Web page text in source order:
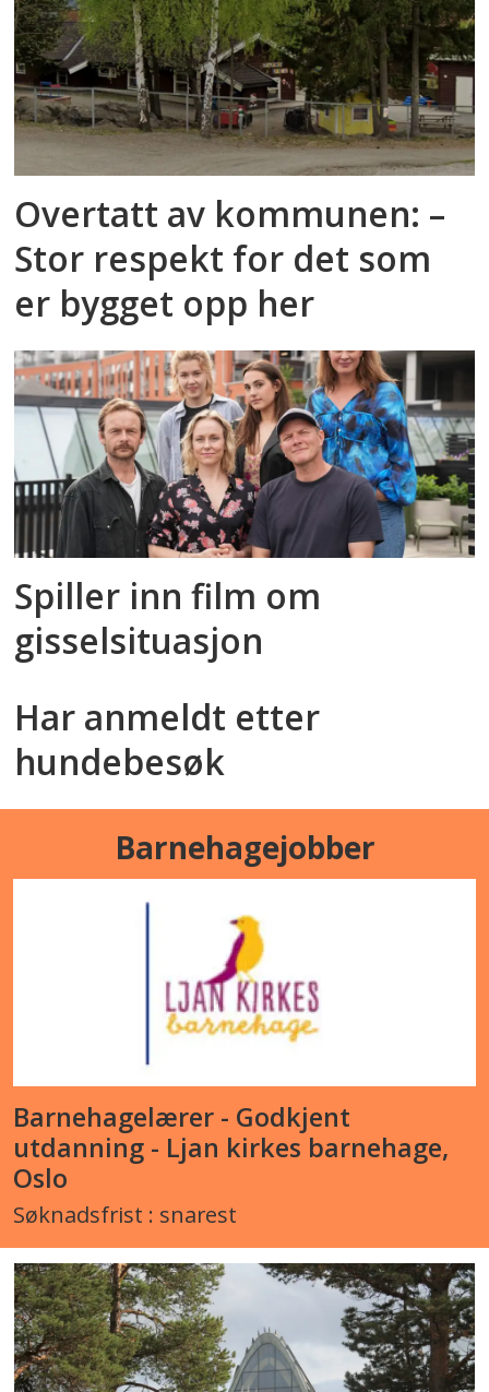
Overtatt av kommunen: –
Stor respekt for det som
er bygget opp her
Spiller inn film om
gisselsituasjon
Har anmeldt etter
hundebesøk
Barnehagejobber
Barnehagelærer - Godkjent
utdanning - Ljan kirkes barnehage,
Oslo
Søknadsfrist : snarest